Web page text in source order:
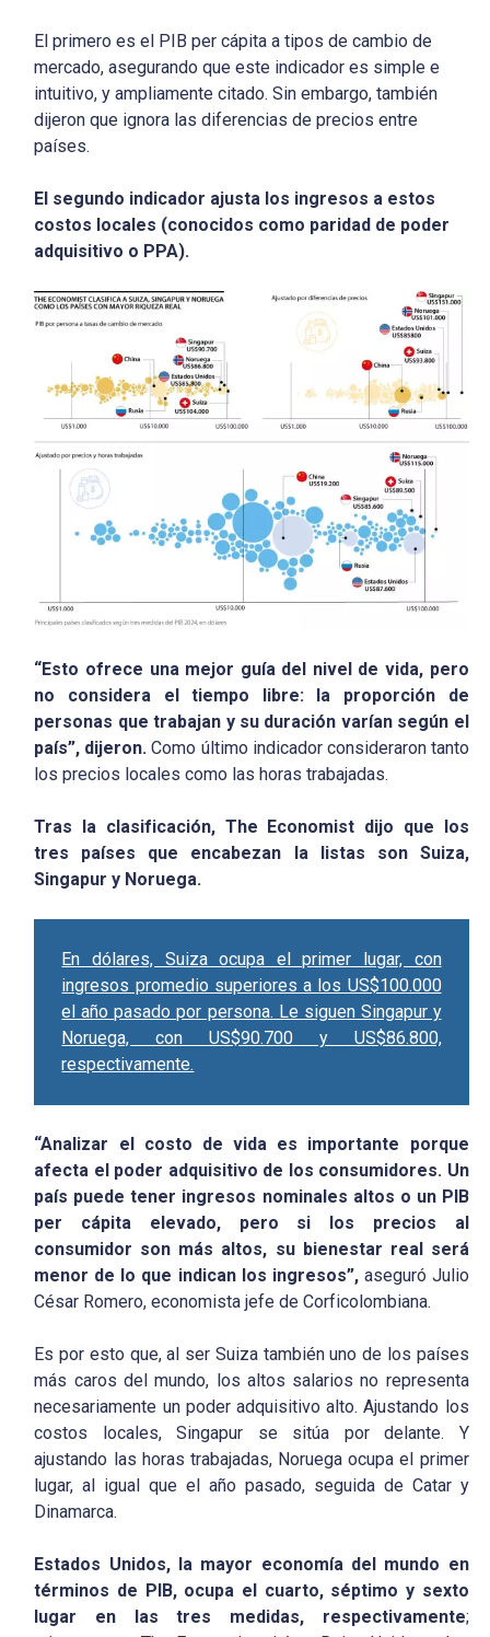
El primero es el PIB per cápita a tipos de cambio de
mercado, asegurando que este indicador es simple e
intuitivo, y ampliamente citado. Sin embargo, también
dijeron que ignora las diferencias de precios entre
países.
El segundo indicador ajusta los ingresos a estos
costos locales (conocidos como paridad de poder
adquisitivo o PPA).
“Esto ofrece una mejor guía del nivel de vida, pero
no considera el tiempo libre: la proporción de
personas que trabajan y su duración varían según el
país”, dijeron. Como último indicador consideraron tanto
los precios locales como las horas trabajadas.
Tras la clasificación, The Economist dijo que los
tres países que encabezan la listas son Suiza,
Singapur y Noruega.
En dólares, Suiza ocupa el primer lugar, con
ingresos promedio superiores a los US$100.000
el año pasado por persona. Le siguen Singapur y
Noruega, con US$90.700 y US$86.800,
respectivamente.
“Analizar el costo de vida es importante porque
afecta el poder adquisitivo de los consumidores. Un
país puede tener ingresos nominales altos o un PIB
per cápita elevado, pero si los precios al
consumidor son más altos, su bienestar real será
menor de lo que indican los ingresos”,aseguró Julio
César Romero, economista jefe de Corficolombiana.
Es por esto que, al ser Suiza también uno de los países
más caros del mundo, los altos salarios no representa
necesariamente un poder adquisitivo alto. Ajustando los
costos locales, Singapur se sitúa por delante. Y
ajustando las horas trabajadas, Noruega ocupa el primer
lugar, al igual que el año pasado, seguida de Catar y
Dinamarca.
Estados Unidos, la mayor economía del mundo en
términos de PIB, ocupa el cuarto, séptimo y sexto
lugar en las tres medidas, respectivamente;